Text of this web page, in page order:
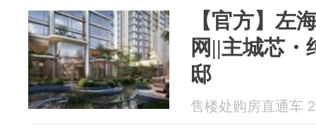
【官方】左
网||主城芯
邸
售楼处购房直通车